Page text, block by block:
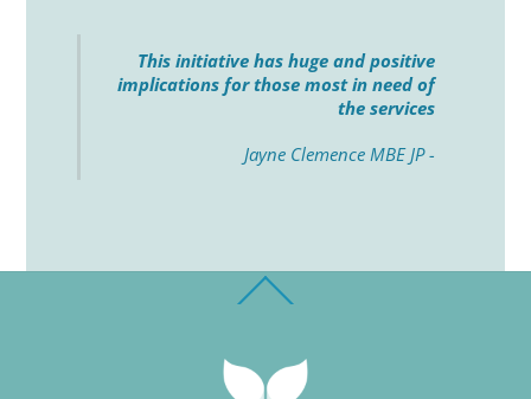
This initiative has huge and positive
implications for those most in need of
the services
- Jayne Clemence MBE JP
To